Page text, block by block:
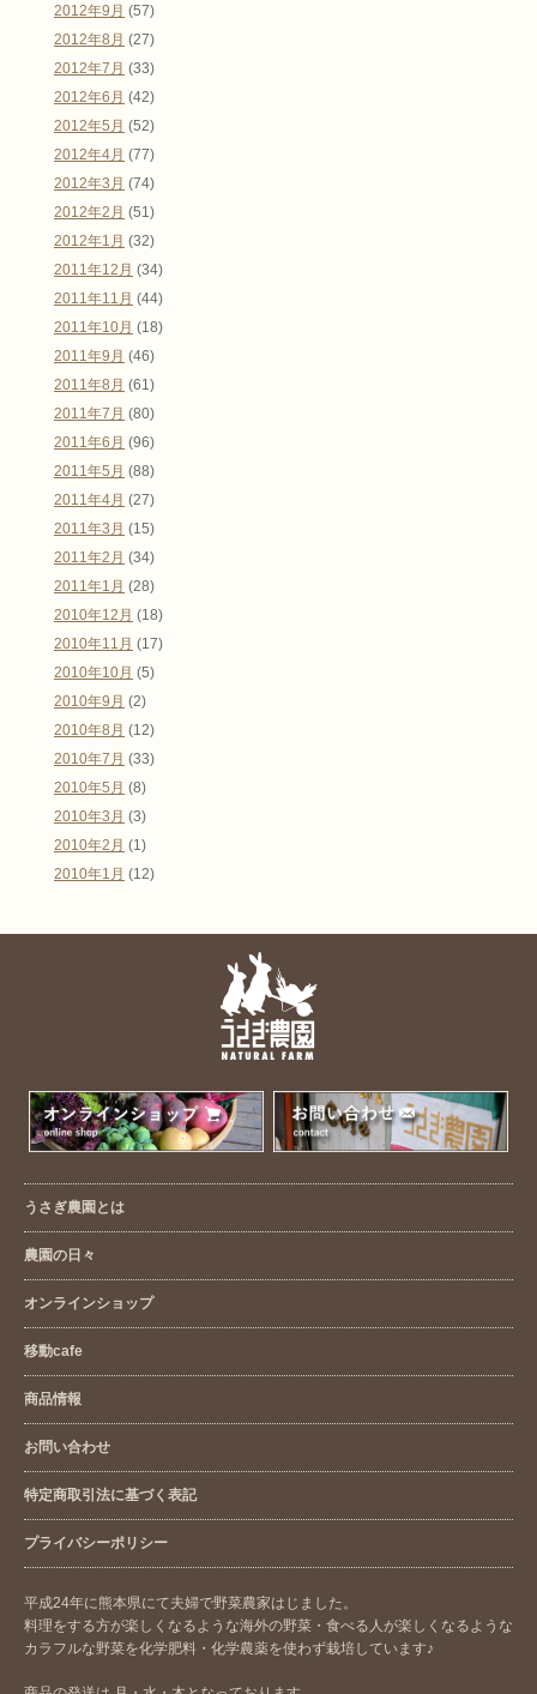
2012年9月 (57)
2012年8月 (27)
2012年7月 (33)
2012年6月 (42)
2012年5月 (52)
2012年4月 (77)
2012年3月 (74)
2012年2月 (51)
2012年1月 (32)
2011年12月 (34)
2011年11月 (44)
2011年10月 (18)
2011年9月 (46)
2011年8月 (61)
2011年7月 (80)
2011年6月 (96)
2011年5月 (88)
2011年4月 (27)
2011年3月 (15)
2011年2月 (34)
2011年1月 (28)
2010年12月 (18)
2010年11月 (17)
2010年10月 (5)
2010年9月 (2)
2010年8月 (12)
2010年7月 (33)
2010年5月 (8)
2010年3月 (3)
2010年2月 (1)
2010年1月 (12)
うさぎ農園とは
農園の日々
オンラインショップ
移動cafe
商品情報
お問い合わせ
特定商取引法に基づく表記
プライバシーポリシー
平成24年に熊本県にて夫婦で野菜農家はじました。
料理をする方が楽しくなるような海外の野菜・食べる人が楽しくなるような
カラフルな野菜を化学肥料・化学農薬を使わず栽培しています♪